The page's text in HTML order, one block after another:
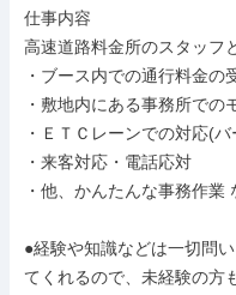
仕事内容
高速道路料金所のスタッフ
・ブース内での通行料金の
・敷地内にある事務所での
・ＥＴＣレーンでの対応(
・来客対応・電話応対
・他、かんたんな事務作業
●経験や知識などは一切問
てくれるので、未経験の方